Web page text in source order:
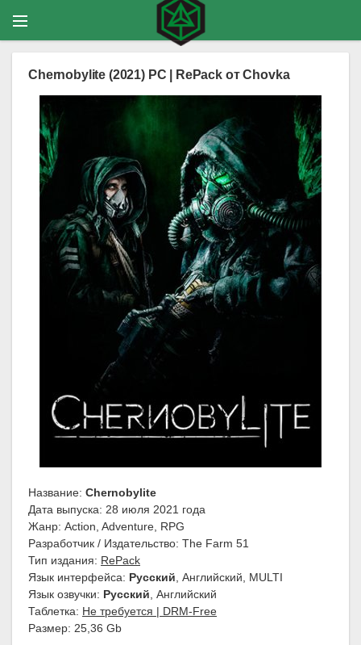
Chernobylite (2021) PC | RePack от Chovka
Название: Chernobylite
Дата выпуска: 28 июля 2021 года
Жанр: Action, Adventure, RPG
Разработчик / Издательство: The Farm 51
Тип издания: RePack
Язык интерфейса: Русский, Английский, MULTI
Язык озвучки: Русский, Английский
Таблетка: Не требуется | DRM-Free
Размер: 25,36 Gb